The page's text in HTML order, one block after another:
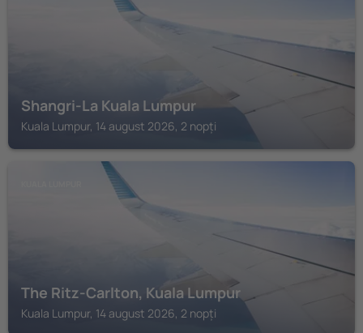
Shangri-La Kuala Lumpur
Kuala Lumpur, 14 august 2026, 2 nopți
The Ritz-Carlton, Kuala Lumpur
Kuala Lumpur, 14 august 2026, 2 nopți